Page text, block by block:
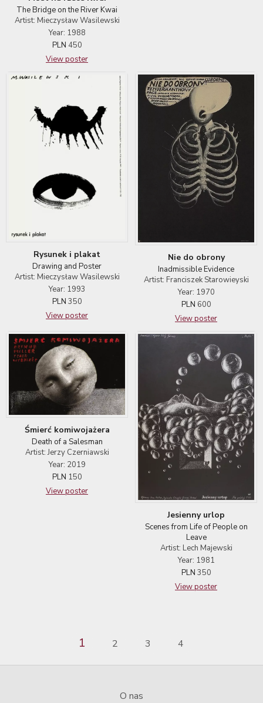
The Bridge on the River Kwai
Artist: Mieczysław Wasilewski
Year: 1988
PLN 450
View poster
Rysunek i plakat
Drawing and Poster
Artist: Mieczysław Wasilewski
Year: 1993
PLN 350
View poster
Nie do obrony
Inadmissible Evidence
Artist: Franciszek Starowieyski
Year: 1970
PLN 600
View poster
Śmierć komiwojażera
Death of a Salesman
Artist: Jerzy Czerniawski
Year: 2019
PLN 150
View poster
Jesienny urlop
Scenes from Life of People on
Leave
Artist: Lech Majewski
Year: 1981
PLN 350
View poster
1 2 3 4
O nas